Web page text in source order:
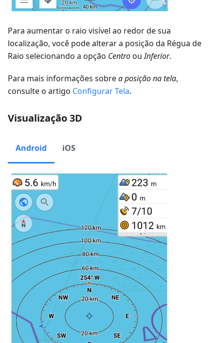
Para aumentar o raio visível ao redor de sua
localização, você pode alterar a posição da Régua de
Raio selecionando a opção CentroouInferior.
Para mais informações sobrea posição na tela,
consulte o artigo Configurar Tela.
Visualização 3D
Android iOS